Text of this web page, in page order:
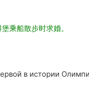
乘船散步时求婚。
в истории